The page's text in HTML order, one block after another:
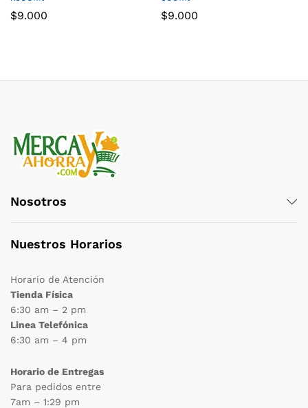
$9.000 $9.000
Nosotros
Nuestros Horarios
Horario de Atención
Tienda Física
6:30 am – 2 pm
Linea Telefónica
6:30 am – 4 pm
Horario de Entregas
Para pedidos entre
7am – 1:29 pm